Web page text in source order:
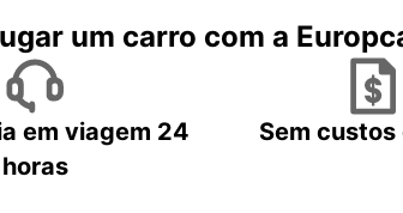
um carro com a
em viagem 24
horas
Sem